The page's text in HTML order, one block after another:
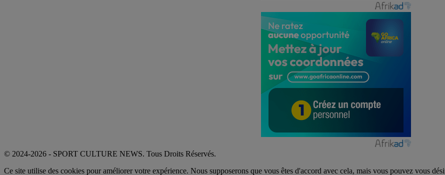
© 2024-2026 - SPORT CULTURE NEWS. Tous Droits Réservés.
Ce site utilise des cookies pour améliorer votre expérience. Nous supposerons que vous êtes d'accord avec cela, mais vous pouvez vous